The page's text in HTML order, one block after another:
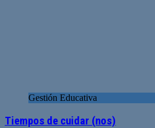
Gestión Educativa
Tiempos de cuidar (nos)